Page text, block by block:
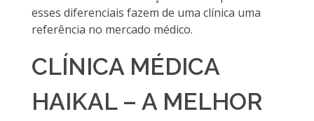
esses diferenciais fazem de uma clínica uma
referência no mercado médico.
CLÍNICA MÉDICA
HAIKAL – A MELHOR